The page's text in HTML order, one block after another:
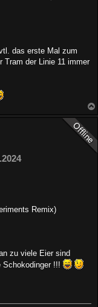
das erste Mal zum
Tram der Linie 11 immer
Remix)
zu viele Eier sind
Schokodinger !!!